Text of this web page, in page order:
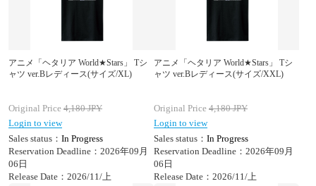
アニメ「ヘタリア World★Stars」 Tシ
ャツ ver.Bレディース(サイズ/XL)
Original Price 4,180JPY
Login to view
Sales status： In Progress
Reservation Deadline：2026年09月
06日
Release Date：2026/11/上
アニメ「ヘタリア World★Stars」 Tシ
ャツ ver.Bレディース(サイズ/XXL)
Original Price 4,180JPY
Login to view
Sales status： In Progress
Reservation Deadline：2026年09月
06日
Release Date：2026/11/上